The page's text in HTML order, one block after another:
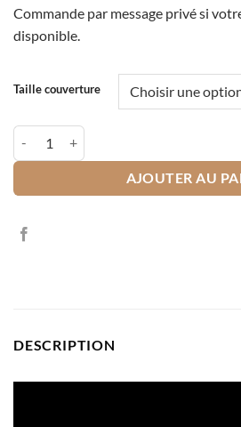
Commande par message privé si
disponible.
Taille couverture
AJOUTER AU
DESCRIPTION